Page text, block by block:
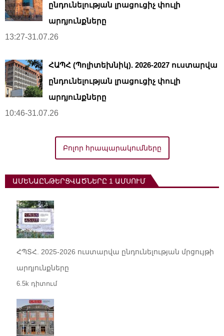
ընդունելության լրացուցիչ փուլի
արդյունքները
13:27-31.07.26
ՀԱՊՀ (Պոլիտեխնիկ). 2026-2027 ուստարվա
ընդունելության լրացուցիչ փուլի
արդյունքները
10:46-31.07.26
Բոլոր հրապարակումները
ԱՄԵՆԱԸՆԹԵՐՑՎԱԾՆԵՐԸ 1 ԱՄՍՈՒՄ
ՀՊՏՀ. 2025-2026 ուստարվա ընդունելության մրցույթի
արդյունքները
6.5k դիտում